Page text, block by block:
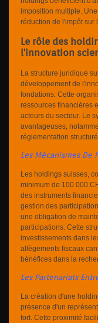
imposition multiple.
réduction de l'impôt sur
Le rôle des
l'innovation
La structure juridique
développement de
fondations. Cette
ressources financières
acteurs du secteur. Le
avantageuses,
réglementation
Les Mécanismes De
Les holdings suisses,
minimum de 100 000
des instruments
gestion des
une obligation de
participations. Cette
investissements dans
allègements fiscaux
bénéfices dans la
Les Partenariats
La création d'une
présence d'un
fort. Cette proximité